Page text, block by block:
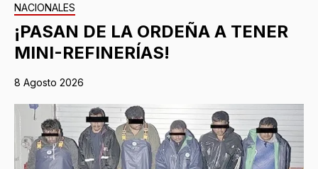
NACIONALES
¡PASAN DE LA ORDEÑA A TENER
MINI-REFINERÍAS!
8 Agosto 2026